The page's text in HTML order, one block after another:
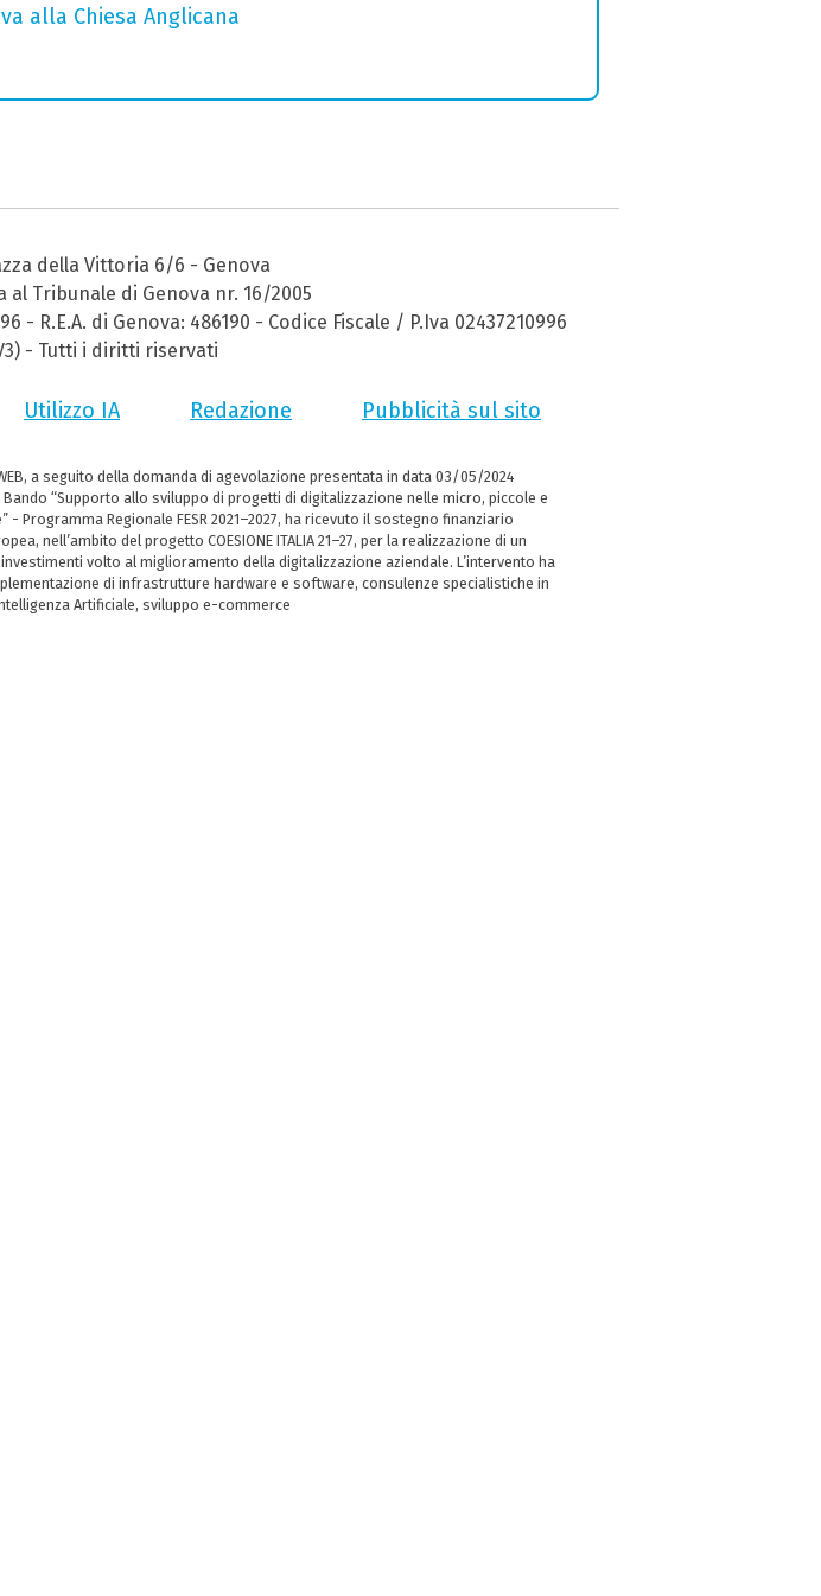
alla Chiesa Anglicana
della Vittoria 6/6 - Genova
Tribunale di Genova nr. 16/2005
R.E.A. di Genova: 486190 - Codice Fiscale / P.Iva 02437210996
- Tutti i diritti riservati
Utilizzo IA Redazione Pubblicità sul sito
WEB, a seguito della domanda di agevolazione presentata in data 03/05/2024
Bando “Supporto allo sviluppo di progetti di digitalizzazione nelle micro, piccole e
- Programma Regionale FESR 2021–2027, ha ricevuto il sostegno finanziario
nell’ambito del progetto COESIONE ITALIA 21–27, per la realizzazione di un
volto al miglioramento della digitalizzazione aziendale. L’intervento ha
di infrastrutture hardware e software, consulenze specialistiche in
Artificiale, sviluppo e-commerce